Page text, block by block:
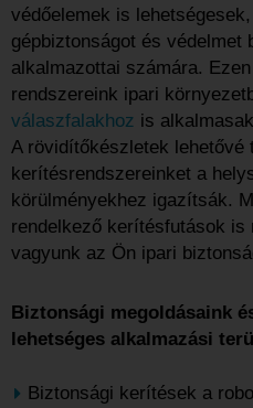
védőelemek is
gépbiztonságot és védelmet
alkalmazottai számára.
rendszereink ipari
válaszfalakhoz is
A rövidítőkészletek lehetővé
kerítésrendszereinket a
körülményekhez igazítsák.
rendelkező kerítésfutások is
vagyunk az Ön ipari
Biztonsági megoldásaink
lehetséges alkalmazási
Biztonsági kerítések a